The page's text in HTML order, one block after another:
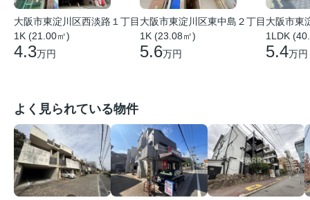
大阪市東淀川区西淡路１丁目
1K (21.00㎡)
4.3万円
大阪市東淀川区東中島２丁目
1K (23.08㎡)
5.6万円
大阪市東
1LDK
5.4万円
よく見られている物件